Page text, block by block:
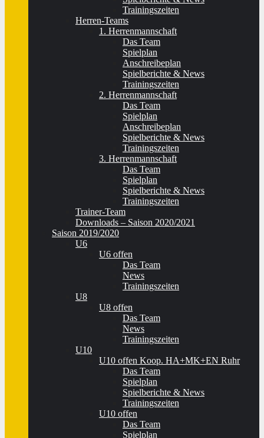
Trainingszeiten
Herren-Teams
1. Herrenmannschaft
Das Team
Spielplan
Anschreibeplan
Spielberichte & News
Trainingszeiten
2. Herrenmannschaft
Das Team
Spielplan
Anschreibeplan
Spielberichte & News
Trainingszeiten
3. Herrenmannschaft
Das Team
Spielplan
Spielberichte & News
Trainingszeiten
Trainer-Team
Downloads – Saison 2020/2021
Saison 2019/2020
U6
U6 offen
Das Team
News
Trainingszeiten
U8
U8 offen
Das Team
News
Trainingszeiten
U10
U10 offen Koop. HA+MK+EN Ruhr
Das Team
Spielplan
Spielberichte & News
Trainingszeiten
U10 offen
Das Team
Spielplan